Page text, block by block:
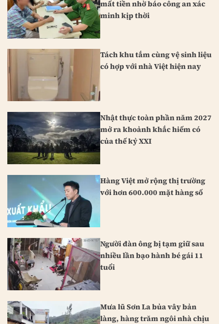
mất tiền nhờ báo công an xác
minh kịp thời
Tách khu tắm cùng vệ sinh liệu
có hợp với nhà Việt hiện nay
Nhật thực toàn phần năm 2027
mở ra khoảnh khắc hiếm có
của thế kỷ XXI
Hàng Việt mở rộng thị trường
với hơn 600.000 mặt hàng số
Người đàn ông bị tạm giữ sau
nhiều lần bạo hành bé gái 11
tuổi
Mưa lũ Sơn La bủa vây bản
làng, hàng trăm ngôi nhà chịu